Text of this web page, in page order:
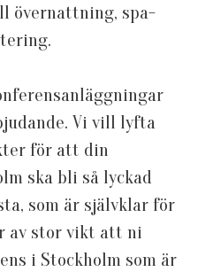
övernattning, spa-
Vi vill lyfta
för att din
ska bli så lyckad
som är självklar för
av stor vikt att ni
i Stockholm som är